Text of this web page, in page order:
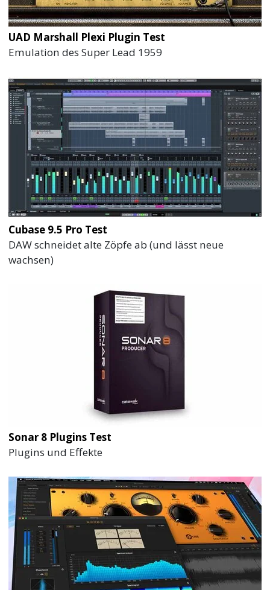
UAD Marshall Plexi Plugin Test
Emulation des Super Lead 1959
Cubase 9.5 Pro Test
DAW schneidet alte Zöpfe ab (und lässt neue
wachsen)
Sonar 8 Plugins Test
Plugins und Effekte